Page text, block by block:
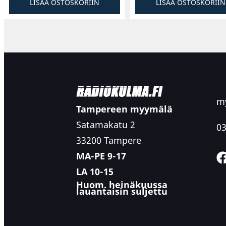
LISÄÄ OSTOSKORIIN LISÄÄ OSTOSKORIIN
Tampereen myymälä
Satamakatu 2
33200 Tampere
MA-PE 9-17
LA 10-15
Huom. heinäkuussa
lauantaisin suljettu